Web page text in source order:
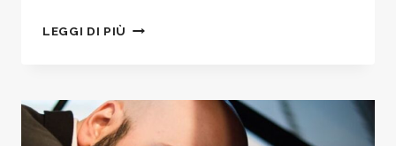
LEGGI DI PIÙ INTERVISTA
DIECI:
DALLA